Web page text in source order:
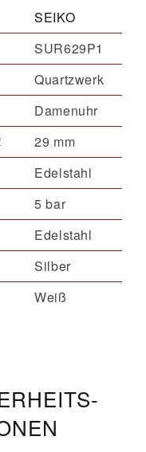
SEIKO
SUR629P1
Quartzwerk
Damenuhr
29 mm
Edelstahl
5 bar
Edelstahl
Silber
Weiß